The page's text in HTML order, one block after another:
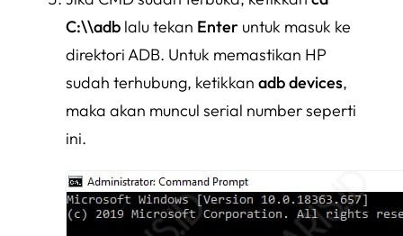
C:\\adb lalu tekan Enter untuk masuk ke
direktori ADB. Untuk memastikan HP
sudah terhubung, ketikkan adb devices,
maka akan muncul serial number seperti
ini.